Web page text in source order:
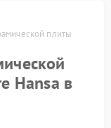
плиты
Hansa в